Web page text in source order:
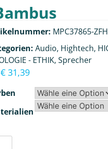
MPC37865-
Audio, Hightech,
- ETHIK, Sprecher
€31,39